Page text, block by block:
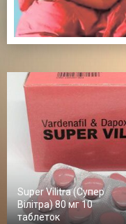
Super Vilitra (Супер
Вілітра) 80 мг 10
таблеток